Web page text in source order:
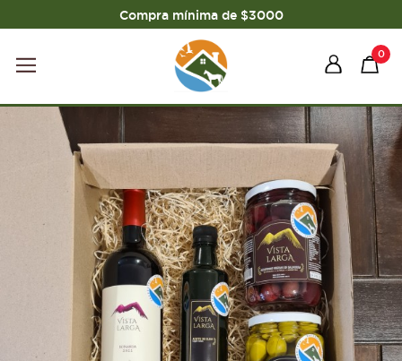
Compra mínima de $3000
0